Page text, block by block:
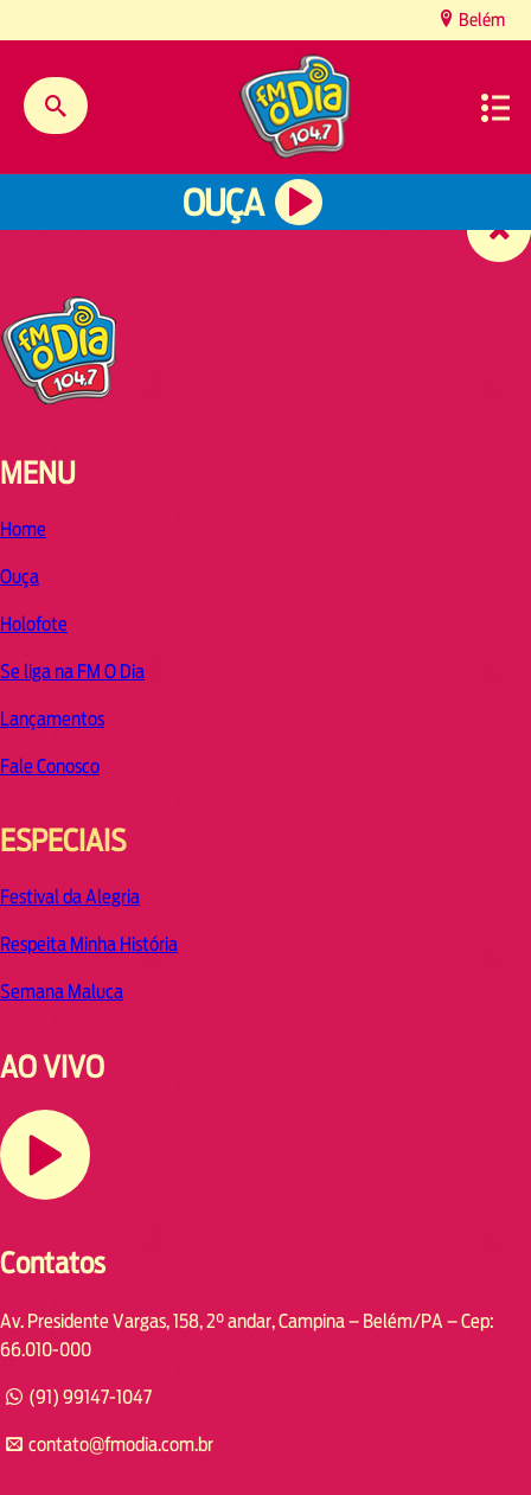
Belém
OUÇA
MENU
Home
Ouça
Holofote
Se liga na FM O Dia
Lançamentos
Fale Conosco
ESPECIAIS
Festival da Alegria
Respeita Minha História
Semana Maluca
AO VIVO
Contatos
Av. Presidente Vargas, 158, 2° andar, Campina – Belém/PA – Cep:
66.010-000
(91) 99147-1047
contato@fmodia.com.br